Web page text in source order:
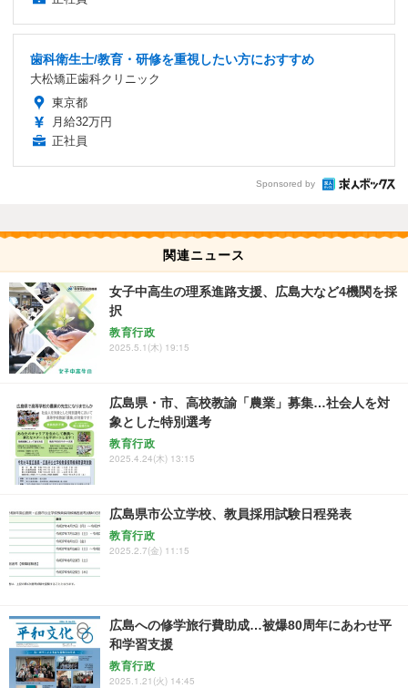
歯科衛生士/教育・研修を重視したい方におすすめ
大松矯正歯科クリニック
東京都
月給32万円
正社員
Sponsored by
関連ニュース
女子中高生の理系進路支援、広島大など4機関を採
択
教育行政
2025.5.1(木) 19:15
広島県・市、高校教諭「農業」募集…社会人を対
象とした特別選考
教育行政
2025.4.24(木) 13:15
広島県市公立学校、教員採用試験日程発表
教育行政
2025.2.7(金) 11:15
広島への修学旅行費助成…被爆80周年にあわせ平
和学習支援
教育行政
2025.1.21(火) 14:45